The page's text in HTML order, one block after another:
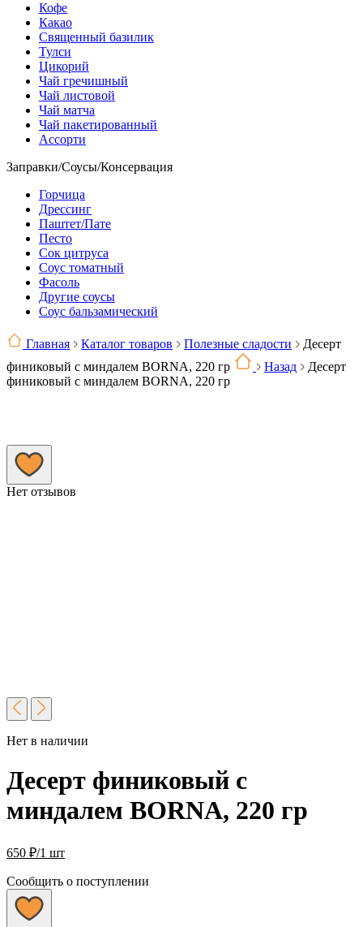
Кофе
Какао
Священный базилик
Тулси
Цикорий
Чай гречишный
Чай листовой
Чай матча
Чай пакетированный
Ассорти
Заправки/Соусы/Консервация
Горчица
Дрессинг
Паштет/Пате
Песто
Сок цитруса
Соус томатный
Фасоль
Другие соусы
Соус бальзамический
Главная Каталог товаров Полезные сладости
Десерт
финиковый с миндалем BORNA, 220 гр
Назад
Десерт
финиковый с миндалем BORNA, 220 гр
Нет отзывов
Нет в наличии
Десерт финиковый с
миндалем BORNA, 220 гр
650 ₽/1 шт
Сообщить о поступлении